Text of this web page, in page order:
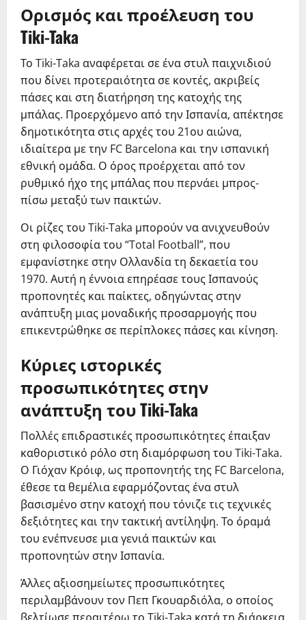
Ορισμός και προέλευση του
Tiki-Taka
Το Tiki-Taka αναφέρεται σε ένα στυλ παιχνιδιού
που δίνει προτεραιότητα σε κοντές, ακριβείς
πάσες και στη διατήρηση της κατοχής της
μπάλας. Προερχόμενο από την Ισπανία, απέκτησε
δημοτικότητα στις αρχές του 21ου αιώνα,
ιδιαίτερα με την FC Barcelona και την ισπανική
εθνική ομάδα. Ο όρος προέρχεται από τον
ρυθμικό ήχο της μπάλας που περνάει μπρος-
πίσω μεταξύ των παικτών.
Οι ρίζες του Tiki-Taka μπορούν να ανιχνευθούν
στη φιλοσοφία του “Total Football”, που
εμφανίστηκε στην Ολλανδία τη δεκαετία του
1970. Αυτή η έννοια επηρέασε τους Ισπανούς
προπονητές και παίκτες, οδηγώντας στην
ανάπτυξη μιας μοναδικής προσαρμογής που
επικεντρώθηκε σε περίπλοκες πάσες και κίνηση.
Κύριες ιστορικές
προσωπικότητες στην
ανάπτυξη του Tiki-Taka
Πολλές επιδραστικές προσωπικότητες έπαιξαν
καθοριστικό ρόλο στη διαμόρφωση του Tiki-Taka.
Ο Γιόχαν Κρόιφ, ως προπονητής της FC Barcelona,
έθεσε τα θεμέλια εφαρμόζοντας ένα στυλ
βασισμένο στην κατοχή που τόνιζε τις τεχνικές
δεξιότητες και την τακτική αντίληψη. Το όραμά
του ενέπνευσε μια γενιά παικτών και
προπονητών στην Ισπανία.
Άλλες αξιοσημείωτες προσωπικότητες
περιλαμβάνουν τον Πεπ Γκουαρδιόλα, ο οποίος
βελτίωσε περαιτέρω το Tiki-Taka κατά τη διάρκεια